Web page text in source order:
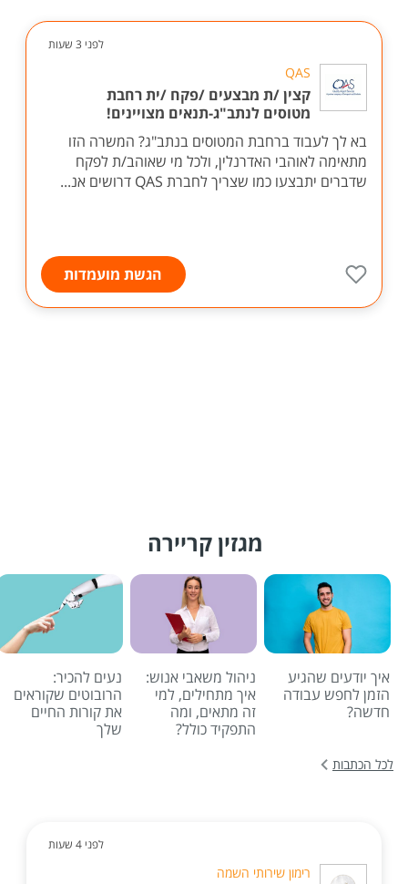
לפני 3 שעות
QAS
קצין /ת מבצעים /פקח /ית רחבת
מטוסים לנתב"ג-תנאים מצויינים!
בא לך לעבוד ברחבת המטוסים בנתב"ג? המשרה הזו
מתאימה לאוהבי האדרנלין, ולכל מי שאוהב/ת לפקח
שדברים יתבצעו כמו שצריך לחברת QAS דרושים אנ...
הגשת מועמדות
מגזין קריירה
איך יודעים שהגיע
הזמן לחפש עבודה
חדשה?
ניהול משאבי אנוש:
איך מתחילים, למי
זה מתאים, ומה
התפקיד כולל?
נעים להכיר:
הרובוטים שקוראים
את קורות החיים
שלך
לכל הכתבות
לפני 4 שעות
רימון שירותי השמה